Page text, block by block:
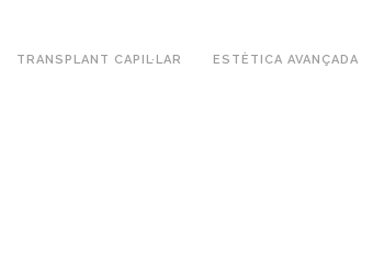
TRANSPLANT CAPIL·LAR ESTÈTICA AVANÇADA